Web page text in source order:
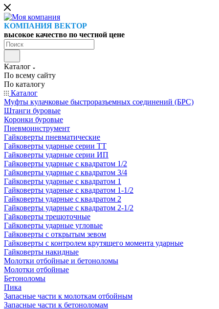
КОМПАНИЯ ВЕКТОР
высокое качество по честной цене
Каталог
По всему сайту
По каталогу
Каталог
Муфты кулачковые быстроразъемных соединений (БРС)
Штанги буровые
Коронки буровые
Пневмоинструмент
Гайковерты пневматические
Гайковерты ударные серии ТТ
Гайковерты ударные серии ИП
Гайковерты ударные с квадратом 1/2
Гайковерты ударные с квадратом 3/4
Гайковерты ударные с квадратом 1
Гайковерты ударные с квадратом 1-1/2
Гайковерты ударные с квадратом 2
Гайковерты ударные с квадратом 2-1/2
Гайковерты трещоточные
Гайковерты ударные угловые
Гайковерты с открытым зевом
Гайковерты с контролем крутящего момента ударные
Гайковерты накидные
Молотки отбойные и бетоноломы
Молотки отбойные
Бетоноломы
Пика
Запасные части к молоткам отбойным
Запасные части к бетоноломам